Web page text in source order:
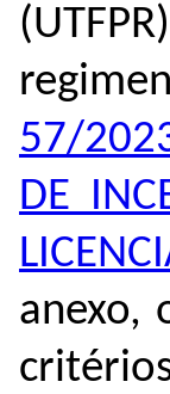
57/2023
DE
anexo,